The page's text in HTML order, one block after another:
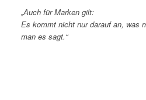
„Auch für Marken gilt:
Es kommt nicht nur darauf an, was
man es sagt.“